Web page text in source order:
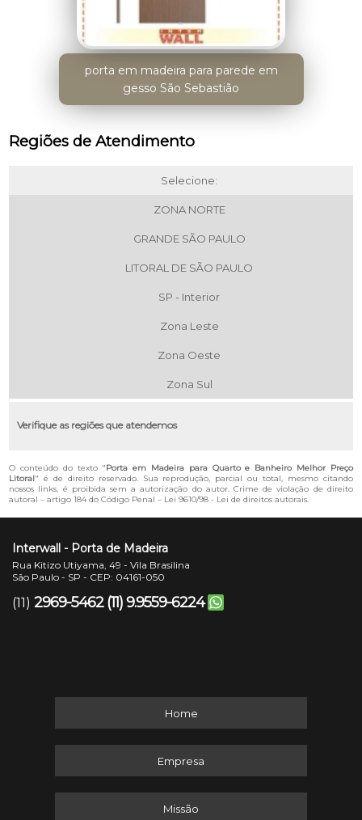
porta em madeira para parede em
gesso São Sebastião
Regiões de Atendimento
Selecione:
ZONA NORTE
GRANDE SÃO PAULO
LITORAL DE SÃO PAULO
SP - Interior
Zona Leste
Zona Oeste
Zona Sul
Verifique as regiões que atendemos
O conteúdo do texto "Porta em Madeira para Quarto e Banheiro Melhor Preço
Litoral" é de direito reservado. Sua reprodução, parcial ou total, mesmo citando
nossos links, é proibida sem a autorização do autor. Crime de violação de direito
autoral – artigo 184 do Código Penal – Lei 9610/98 - Lei de direitos autorais.
Interwall - Porta de Madeira
Rua Kitizo Utiyama, 49 - Vila Brasilina
São Paulo - SP - CEP: 04161-050
(11) 2969-5462 (11) 9.9559-6224
Home
Empresa
Missão